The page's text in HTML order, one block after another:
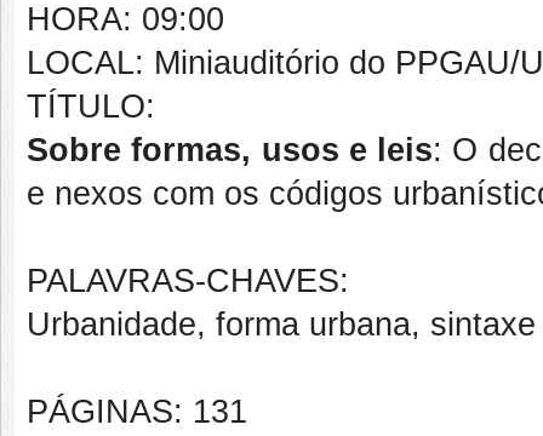
HORA: 09:00
LOCAL: Miniauditório do PPGAU/
TÍTULO:
Sobre formas, usos e leis: O
e nexos com os códigos
PALAVRAS-CHAVES:
Urbanidade, forma urbana,
PÁGINAS: 131